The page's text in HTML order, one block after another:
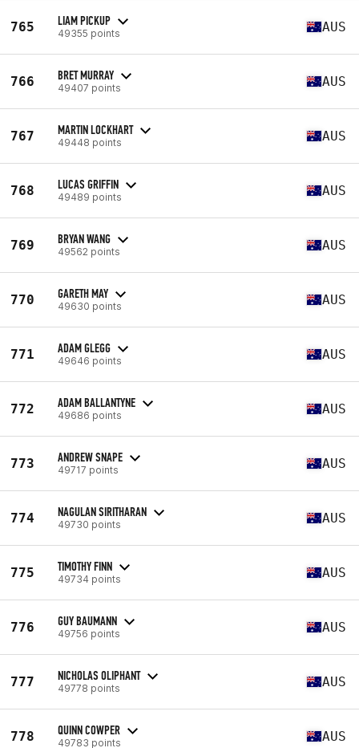
765 LIAM PICKUP
49355 points AUS
766 BRET MURRAY
49407 points AUS
767 MARTIN LOCKHART
49448 points AUS
768 LUCAS GRIFFIN
49489 points AUS
769 BRYAN WANG
49562 points AUS
770 GARETH MAY
49630 points AUS
771 ADAM GLEGG
49646 points AUS
772 ADAM BALLANTYNE
49686 points AUS
773 ANDREW SNAPE
49717 points AUS
774 NAGULAN SIRITHARAN
49730 points AUS
775 TIMOTHY FINN
49734 points AUS
776 GUY BAUMANN
49756 points AUS
777 NICHOLAS OLIPHANT
49778 points AUS
778 QUINN COWPER
49783 points AUS